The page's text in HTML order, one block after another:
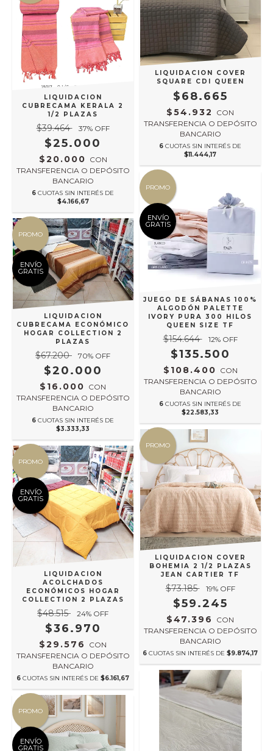
LIQUIDACION
CUBRECAMA KERALA 2
1/2 PLAZAS
$39.464 37% OFF
$25.000
$20.000 CON
TRANSFERENCIA O DEPÓSITO
BANCARIO
6 CUOTAS SIN INTERÉS DE
$4.166,67
LIQUIDACION COVER
SQUARE CDI QUEEN
$68.665
$54.932
CON
TRANSFERENCIA O DEPÓSITO
BANCARIO
6 CUOTAS SIN INTERÉS DE
$11.444,17
PROMO
ENVÍO
GRATIS
LIQUIDACION
CUBRECAMA ECONÓMICO
HOGAR COLLECTION 2
PLAZAS
$67.200 70% OFF
$20.000
$16.000 CON
TRANSFERENCIA O DEPÓSITO
BANCARIO
6 CUOTAS SIN INTERÉS DE
$3.333,33
PROMO
ENVÍO
GRATIS
JUEGO DE SÁBANAS 100%
ALGODÓN PALETTE
IVORY PURA 300 HILOS
QUEEN SIZE TF
$154.644 12% OFF
$135.500
$108.400 CON
TRANSFERENCIA O DEPÓSITO
BANCARIO
6 CUOTAS SIN INTERÉS DE
$22.583,33
PROMO
ENVÍO
GRATIS
LIQUIDACION
ACOLCHADOS
ECONÓMICOS HOGAR
COLLECTION 2 PLAZAS
$48.515 24% OFF
$36.970
$29.576
CON
TRANSFERENCIA O DEPÓSITO
BANCARIO
6 CUOTAS SIN INTERÉS DE $6.161,67
PROMO
LIQUIDACION COVER
BOHEMIA 2 1/2 PLAZAS
JEAN CARTIER TF
$73.185 19% OFF
$59.245
$47.396
CON
TRANSFERENCIA O DEPÓSITO
BANCARIO
6 CUOTAS SIN INTERÉS DE $9.874,17
PROMO
ENVÍO
GRATIS